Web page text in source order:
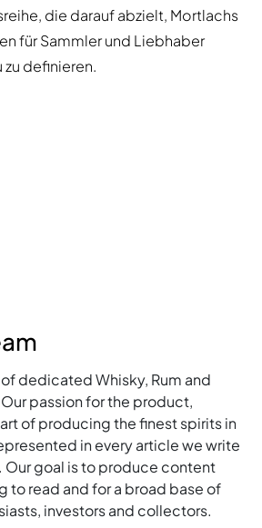
die darauf abzielt, Mortlachs
für Sammler und Liebhaber
definieren.
dedicated Whisky, Rum and
passion for the product,
of producing the finest spirits in
in every article we write
goal is to produce content
to read and for a broad base of
investors and collectors.